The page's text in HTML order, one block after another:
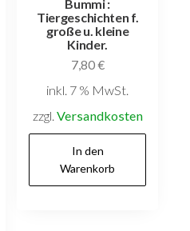
Bummi :
Tiergeschichten f.
große u. kleine
Kinder.
7,80€
inkl. 7 % MwSt.
zzgl. Versandkosten
In den
Warenkorb